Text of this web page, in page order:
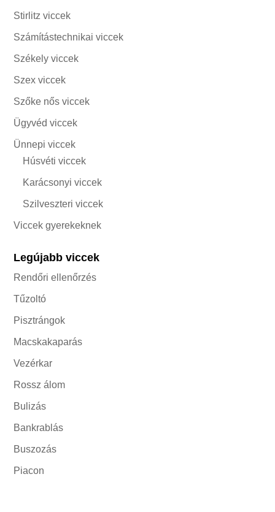
Stirlitz viccek
Számítástechnikai viccek
Székely viccek
Szex viccek
Szőke nős viccek
Ügyvéd viccek
Ünnepi viccek
Húsvéti viccek
Karácsonyi viccek
Szilveszteri viccek
Viccek gyerekeknek
Legújabb viccek
Rendőri ellenőrzés
Tűzoltó
Pisztrángok
Macskakaparás
Vezérkar
Rossz álom
Bulizás
Bankrablás
Buszozás
Piacon